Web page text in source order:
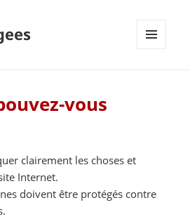
vous
clairement les choses et
Internet.
doivent être protégés contre